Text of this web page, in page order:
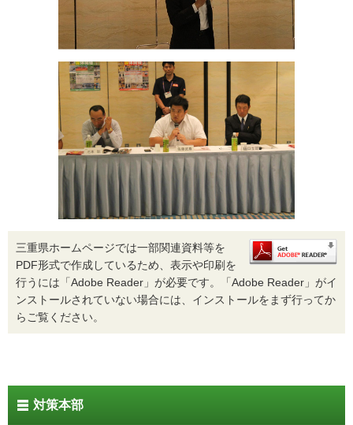
三重県ホームページでは一部関連資料等を
PDF形式で作成しているため、表示や印刷を
行うには「Adobe Reader」が必要です。「Adobe Reader」がイ
ンストールされていない場合には、インストールをまず行ってか
らご覧ください。
対策本部